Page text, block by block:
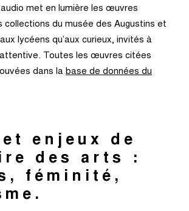
met en lumière les œuvres
collections du musée des Augustins et
lycéens qu’aux curieux, invités à
Toutes les œuvres citées
dans la base de données du
enjeux de
des arts :
féminité,